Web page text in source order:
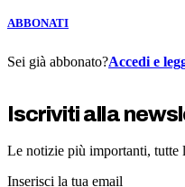
ABBONATI
Sei già abbonato?Accedi e
Iscriviti alla
Le notizie più importanti, tutte
Inserisci la tua email